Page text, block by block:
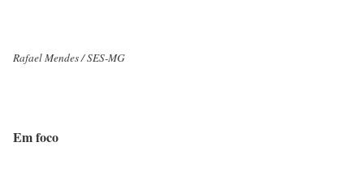
Rafael Mendes / SES-MG
Em foco